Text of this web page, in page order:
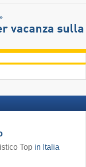
vacanza sulla
Top in Italia